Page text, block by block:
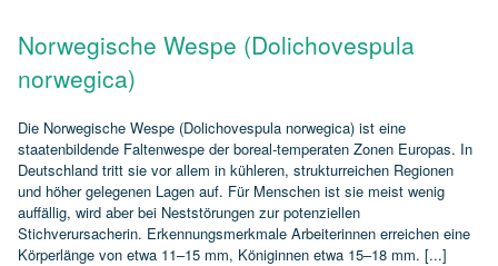
Norwegische Wespe (Dolichovespula
norwegica)
Die Norwegische Wespe (Dolichovespula norwegica) ist eine
staatenbildende Faltenwespe der boreal‑temperaten Zonen Europas. In
Deutschland tritt sie vor allem in kühleren, strukturreichen Regionen
und höher gelegenen Lagen auf. Für Menschen ist sie meist wenig
auffällig, wird aber bei Neststörungen zur potenziellen
Stichverursacherin. Erkennungsmerkmale Arbeiterinnen erreichen eine
Körperlänge von etwa 11–15 mm, Königinnen etwa 15–18 mm. [...]